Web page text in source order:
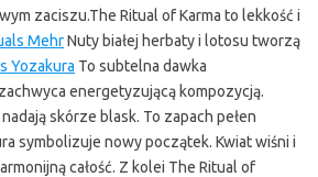
zaciszu.The Ritual of Karma to lekkość i
MehrNuty białej herbaty i lotosu tworzą
Yozakura To subtelna dawka
energetyzującą kompozycją.
skórze blask. To zapach pełen
symbolizuje nowy początek. Kwiat wiśni i
całość. Z kolei The Ritual of